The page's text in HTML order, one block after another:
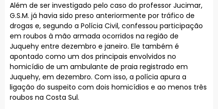
Além de ser investigado pelo caso do professor Jucimar,
G.S.M. já havia sido preso anteriormente por tráfico de
drogas e, segundo a Polícia Civil, confessou participação
em roubos à mão armada ocorridos na região de
Juquehy entre dezembro e janeiro. Ele também é
apontado como um dos principais envolvidos no
homicídio de um ambulante de praia registrado em
Juquehy, em dezembro. Com isso, a polícia apura a
ligação do suspeito com dois homicídios e ao menos três
roubos na Costa Sul.